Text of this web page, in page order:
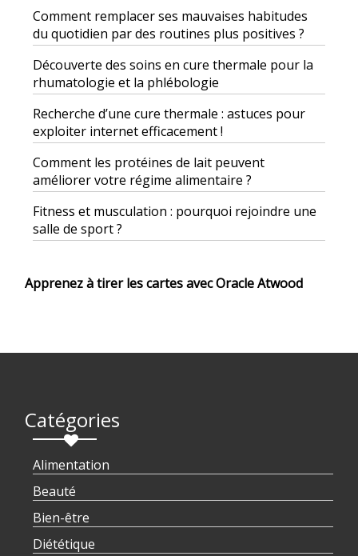
Comment remplacer ses mauvaises habitudes
du quotidien par des routines plus positives ?
Découverte des soins en cure thermale pour la
rhumatologie et la phlébologie
Recherche d’une cure thermale : astuces pour
exploiter internet efficacement !
Comment les protéines de lait peuvent
améliorer votre régime alimentaire ?
Fitness et musculation : pourquoi rejoindre une
salle de sport ?
Apprenez à tirer les cartes avec Oracle Atwood
Catégories
Alimentation
Beauté
Bien-être
Diététique